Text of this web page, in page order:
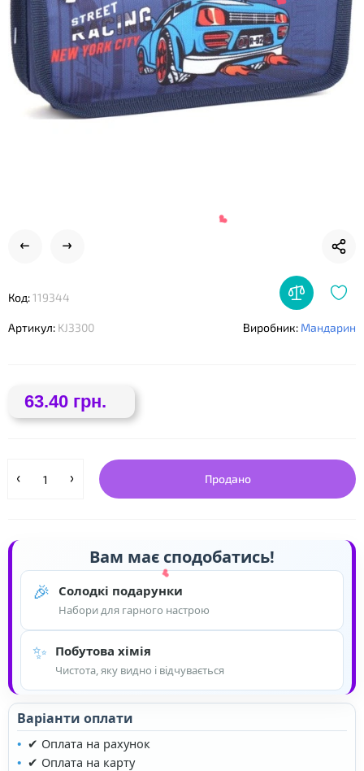
Код:119344
Артикул: KJ3300 Виробник: Мандарин
63.40 грн.
Продано
Вам має сподобатись!
🎉 Солодкі подарунки
Набори для гарного настрою
✨ Побутова хімія
Чистота, яку видно і відчувається
Варіанти оплати
✔ Оплата на рахунок
✔ Оплата на карту
❤